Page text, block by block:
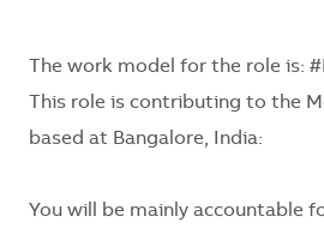
The work model for the role is:
This role is contributing to the
based at Bangalore, India:
You will be mainly accountable